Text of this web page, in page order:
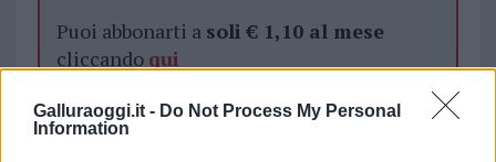
Galluraoggi.it - Do Not Process My Personal
Information
Puoi abbonarti a soli € 1,10 al mese
cliccando qui
Sei già abbonato?